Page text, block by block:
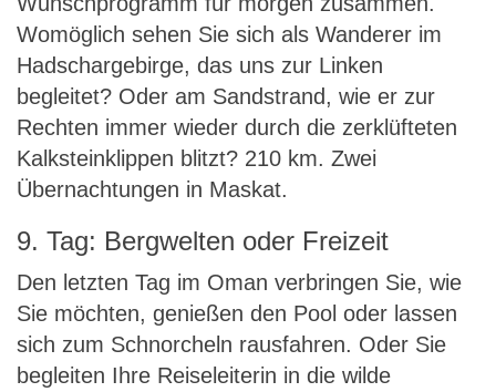
Womöglich sehen Sie sich als Wanderer im
Hadschargebirge, das uns zur Linken
begleitet? Oder am Sandstrand, wie er zur
Rechten immer wieder durch die zerklüfteten
Kalksteinklippen blitzt? 210 km. Zwei
Übernachtungen in Maskat.
9. Tag: Bergwelten oder Freizeit
Den letzten Tag im Oman verbringen Sie, wie
Sie möchten, genießen den Pool oder lassen
sich zum Schnorcheln rausfahren. Oder Sie
begleiten Ihre Reiseleiterin in die wilde